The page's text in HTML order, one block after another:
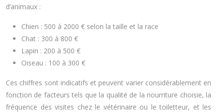
d’animaux :
Chien : 500 à 2000 € selon la taille et la race
Chat : 300 à 800 €
Lapin : 200 à 500 €
Oiseau : 100 à 300 €
Ces chiffres sont indicatifs et peuvent varier considérablement en
fonction de facteurs tels que la qualité de la nourriture choisie, la
fréquence des visites chez le vétérinaire ou le toiletteur, et les